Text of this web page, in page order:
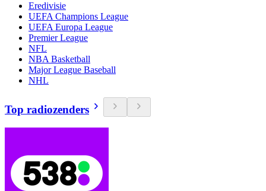
Eredivisie
UEFA Champions League
UEFA Europa League
Premier League
NFL
NBA Basketball
Major League Baseball
NHL
Top radiozenders